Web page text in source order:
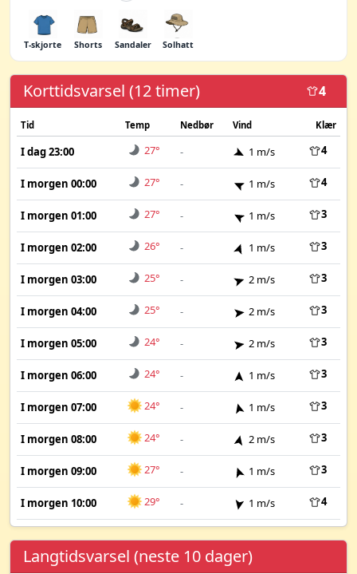
T-skjorte Shorts Sandaler Solhatt
Korttidsvarsel (12 timer) 4
Tid Temp Nedbør Vind Klær
I dag 23:00 27° - 1 m/s 4
I morgen 00:00 27° - 1 m/s 4
I morgen 01:00 27° - 1 m/s 3
I morgen 02:00 26° - 1 m/s 3
I morgen 03:00 25° - 2 m/s 3
I morgen 04:00 25° - 2 m/s 3
I morgen 05:00 24° - 2 m/s 3
I morgen 06:00 24° - 1 m/s 3
I morgen 07:00 24° - 1 m/s 3
I morgen 08:00 24° - 2 m/s 3
I morgen 09:00 27° - 1 m/s 3
I morgen 10:00 29° - 1 m/s 4
Langtidsvarsel (neste 10 dager)